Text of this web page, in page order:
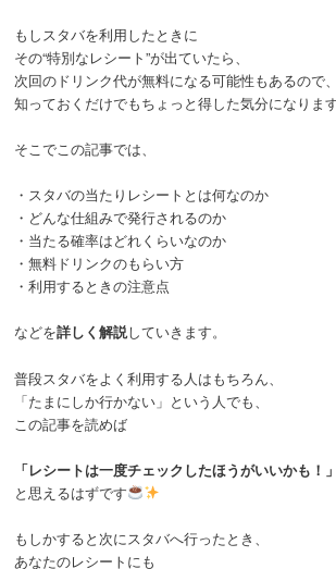
もしスタバを利用したときに
その“特別なレシート”が出ていたら、
次回のドリンク代が無料になる可能性もあるので、
知っておくだけでもちょっと得した気分になりま
そこでこの記事では、
・スタバの当たりレシートとは何なのか
・どんな仕組みで発行されるのか
・当たる確率はどれくらいなのか
・無料ドリンクのもらい方
・利用するときの注意点
などを詳しく解説していきます。
普段スタバをよく利用する人はもちろん、
「たまにしか行かない」という人でも、
この記事を読めば
「レシートは一度チェックしたほうがいいかも！」
と思えるはずです
もしかすると次にスタバへ行ったとき、
あなたのレシートにも